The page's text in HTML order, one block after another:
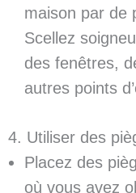
maison par de
Scellez
des fenêtres,
autres points
4. Utiliser des
Placez des
où vous avez